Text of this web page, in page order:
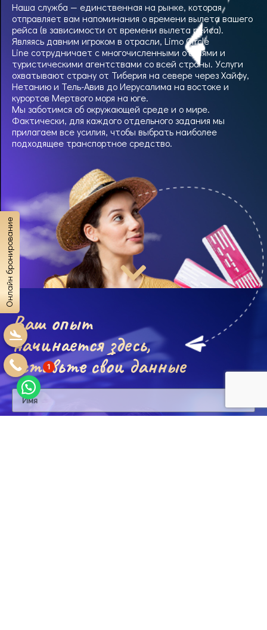
Наша служба — единственная на рынке, которая
отправляет вам напоминания о времени вылета вашего
рейса (в зависимости от времени вылета рейса).
Являясь давним игроком в отрасли, Limo Circle
Line сотрудничает с многочисленными отелями и
туристическими агентствами со всей страны. Услуги
охватывают страну от Тиберия на севере через Хайфу,
Нетанию и Тель-Авив до Иерусалима на востоке и
курортов Мертвого моря на юге.
Мы заботимся об окружающей среде и о мире.
Фактически, для каждого отдельного задания мы
прилагаем все усилия, чтобы выбрать наиболее
подходящее транспортное средство.
Ваш опыт
начинается здесь,
оставьте свои данные
Онлайн бронирование
1